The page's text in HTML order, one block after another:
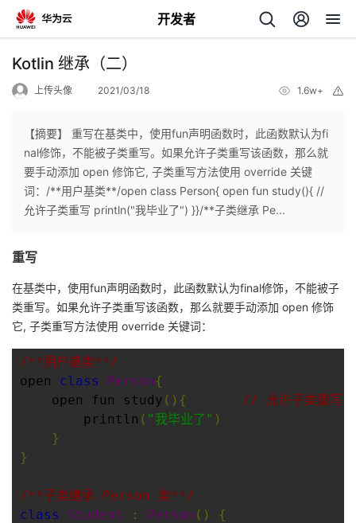
开发者
返
个
主
页
的
开
发
者
博
的
我
Kotlin 继承（二）
上传头像 2021/03/18 1.6w+
【摘要】 重写在基类中，使用fun声明函数时，此函数默认为fi
nal修饰，不能被子类重写。如果允许子类重写该函数，那么就
要手动添加 open 修饰它, 子类重写方法使用 override 关键
词：/**用户基类**/open class Person{ open fun study(){ //
允许子类重写 println("我毕业了") }}/**子类继承 Pe...
重写
在基类中，使用fun声明函数时，此函数默认为final修饰，不能被子
类重写。如果允许子类重写该函数，那么就要手动添加 open 修饰
它, 子类重写方法使用 override 关键词：
/**用户基类**/
open class Person {
    open fun study
(){
// 允许子类重写
        println
( "我毕业了" )
}
}
/**子类继承 Person 类**/
class
Student : Person () {